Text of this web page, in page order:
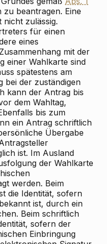
beantragen. Eine
nicht zulässig.
für einen
eines
mit der
einer Wahlkarte sind
spätestens am
bei der zuständigen
kann der Antrag bis
dem Wahltag,
bis zum
ein Antrag schriftlich
Übergabe
ist. Im Ausland
der Wahlkarte
werden. Beim
die Identität, sofern
ist, durch ein
Beim schriftlich
sofern der
Einbringung